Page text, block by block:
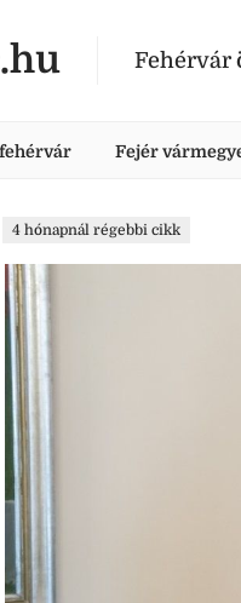
Fehérvár
Fejér
4 hónapnál régebbi cikk